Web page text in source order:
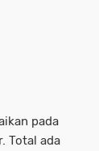
pada
Total ada